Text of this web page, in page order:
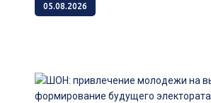
05.08.2026